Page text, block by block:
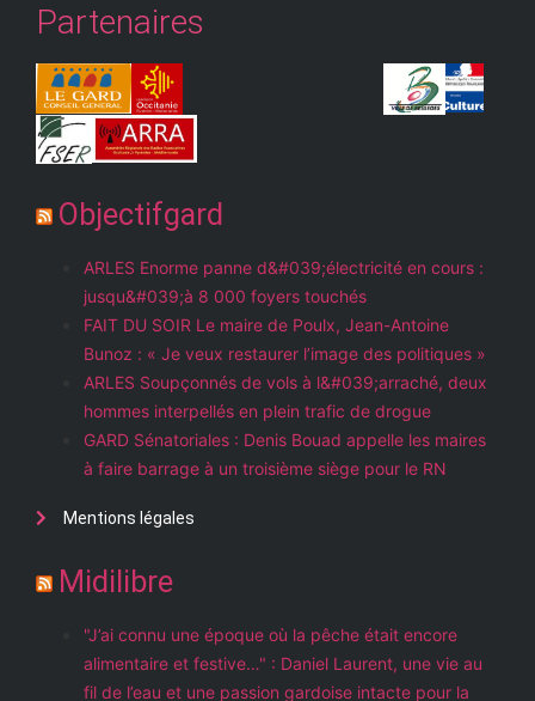
Partenaires
Objectifgard
ARLES Enorme panne d&#039;électricité en cours :
jusqu&#039;à 8 000 foyers touchés
FAIT DU SOIR Le maire de Poulx, Jean-Antoine
Bunoz : « Je veux restaurer l’image des politiques »
ARLES Soupçonnés de vols à l&#039;arraché, deux
hommes interpellés en plein trafic de drogue
GARD Sénatoriales : Denis Bouad appelle les maires
à faire barrage à un troisième siège pour le RN
Mentions légales
Midilibre
"J’ai connu une époque où la pêche était encore
alimentaire et festive…" : Daniel Laurent, une vie au
fil de l’eau et une passion gardoise intacte pour la